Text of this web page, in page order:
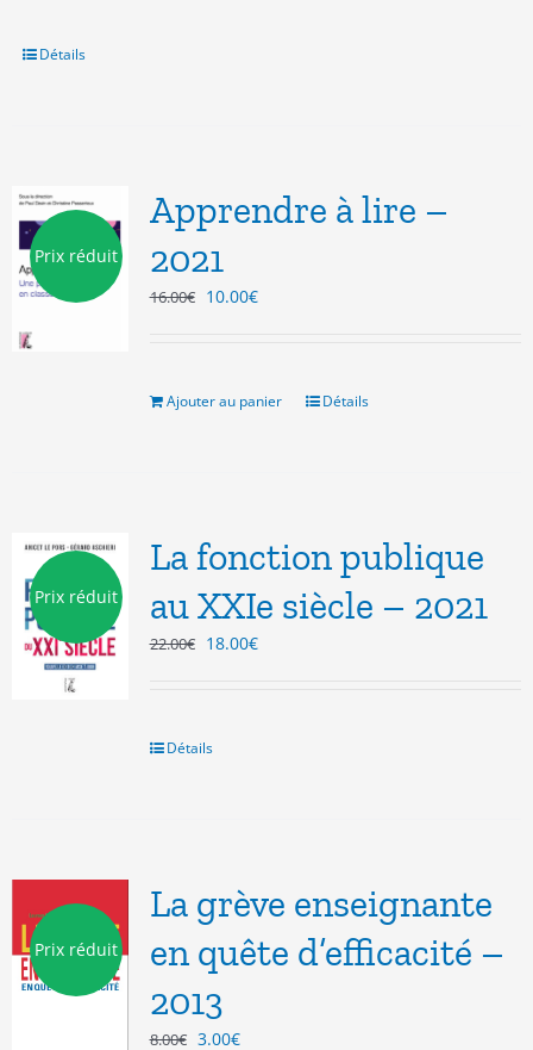
Détails
Prix réduit
Apprendre à lire –
2021
16.00€ Le
16.00€.
10.00€Le
10.00€.
Ajouter au panier Détails
Prix réduit
La fonction publique
au XXIe siècle – 2021
22.00€ Le
22.00€.
18.00€Le
Détails
Prix réduit
La grève enseignante
en quête d’efficacité –
2013
8.00€ Le
3.00€Le